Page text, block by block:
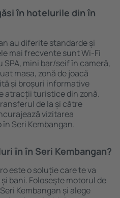
ȋn hotelurile din în
au diferite standarde și
mai frecvente sunt Wi-Fi
mini bar/seif în cameră,
masa, zonă de joacă
și broșuri informative
atracții turistice din zonă.
de la și către
vizitarea
Seri Kembangan.
ȋn în Seri Kembangan?
este o soluție care te va
bani. Foloseşte motorul de
Kembangan și alege